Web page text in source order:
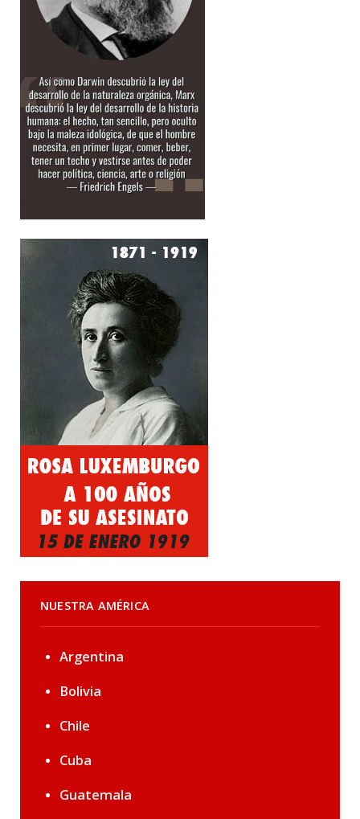
NUESTRA AMÉRICA
Argentina
Bolivia
Chile
Cuba
Guatemala